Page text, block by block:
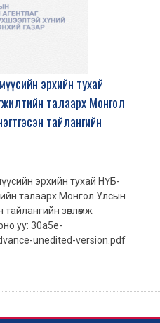
эрхийн тухай
талаарх Монгол
тайлангийн
эрхийн тухай НҮБ-
талаарх Монгол Улсын
зөвлөмж
уу: 30a5e-
unedited-version.pdf